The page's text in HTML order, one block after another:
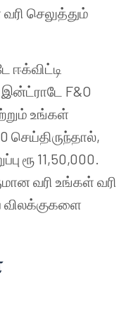
செலுத்தும்
இன்ட்ராடே F&O
உங்கள்
செய்திருந்தால்,
ரூ 11,50,000.
வரி உங்கள் வரி
விலக்குகளை